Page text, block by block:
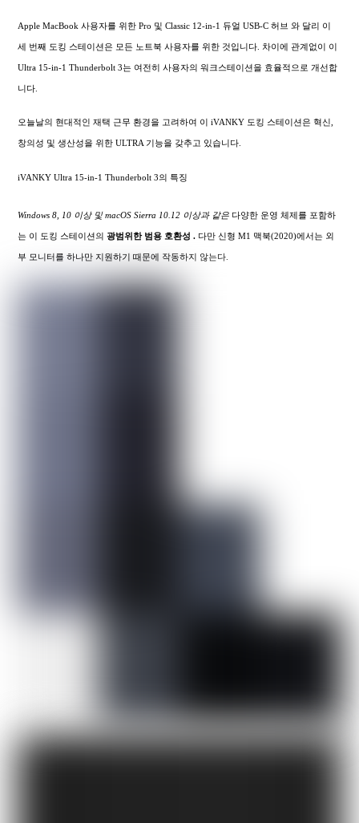
Apple MacBook 사용자를 위한 Pro 및 Classic 12-in-1 듀얼 USB-C 허브 와 달리 이
세 번째 도킹 스테이션은 모든 노트북 사용자를 위한 것입니다. 차이에 관계없이 이
Ultra 15-in-1 Thunderbolt 3는 여전히 사용자의 워크스테이션을 효율적으로 개선합
니다.
오늘날의 현대적인 재택 근무 환경을 고려하여 이 iVANKY 도킹 스테이션은 혁신,
창의성 및 생산성을 위한 ULTRA 기능을 갖추고 있습니다.
iVANKY Ultra 15-in-1 Thunderbolt 3의 특징
Windows 8, 10 이상 및 macOS Sierra 10.12 이상과 같은 다양한 운영 체제를 포함하
는 이 도킹 스테이션의광범위한 범용 호환성 . 다만 신형 M1 맥북(2020)에서는 외
부 모니터를 하나만 지원하기 때문에 작동하지 않는다.